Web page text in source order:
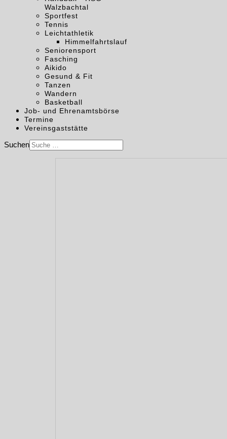
Walzbachtal
Sportfest
Tennis
Leichtathletik
Himmelfahrtslauf
Seniorensport
Fasching
Aikido
Gesund & Fit
Tanzen
Wandern
Basketball
Job- und Ehrenamtsbörse
Termine
Vereinsgaststätte
Suchen